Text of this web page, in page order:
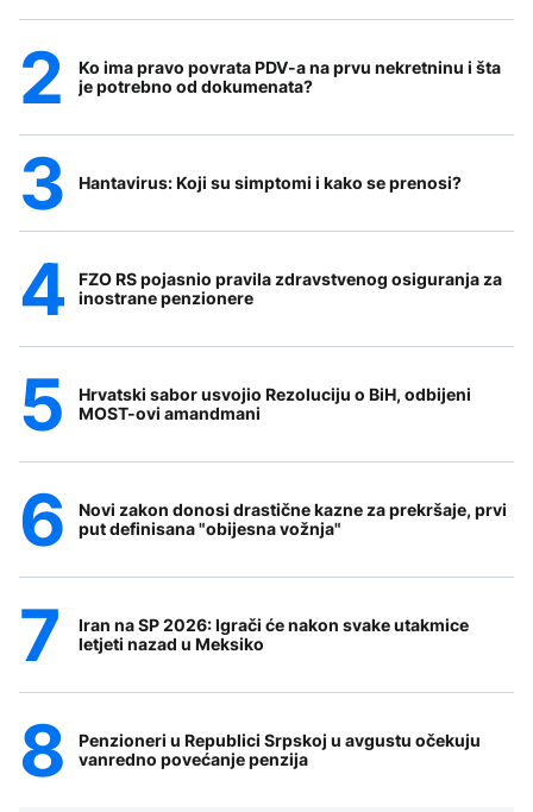
Ko ima pravo povrata PDV-a na prvu nekretninu i šta
je potrebno od dokumenata?
Hantavirus: Koji su simptomi i kako se prenosi?
FZO RS pojasnio pravila zdravstvenog osiguranja za
inostrane penzionere
Hrvatski sabor usvojio Rezoluciju o BiH, odbijeni
MOST-ovi amandmani
Novi zakon donosi drastične kazne za prekršaje, prvi
put definisana "obijesna vožnja"
Iran na SP 2026: Igrači će nakon svake utakmice
letjeti nazad u Meksiko
Penzioneri u Republici Srpskoj u avgustu očekuju
vanredno povećanje penzija